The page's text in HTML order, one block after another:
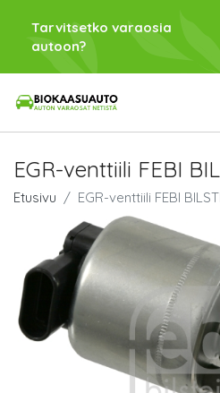
Tarvitsetko varaosia
autoon?
EGR-venttiili FEBI
Etusivu EGR-venttiili FEBI